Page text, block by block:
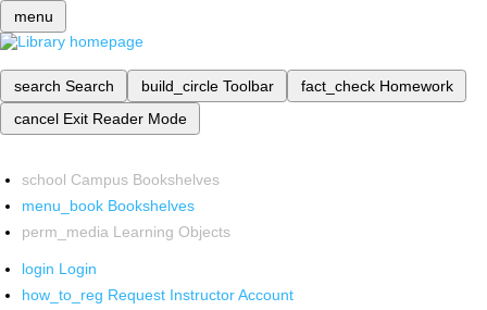
menu
search Search build_circle Toolbar fact_check Homework
cancel Exit Reader Mode
school Campus Bookshelves
menu_book Bookshelves
perm_media Learning Objects
login Login
how_to_reg Request Instructor Account